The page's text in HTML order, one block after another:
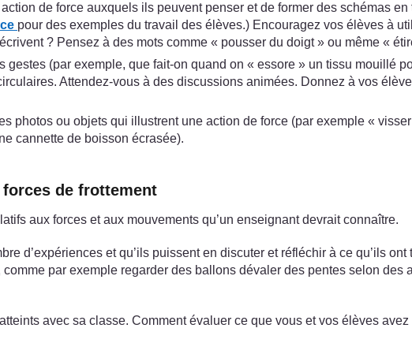
de force auxquels ils peuvent penser et de former des schémas
pour des exemples du travail des élèves.) Encouragez vos élèves à
? Pensez à des mots comme « pousser du doigt » ou même «
(par exemple, que fait-on quand on « essore » un tissu mouillé
Attendez-vous à des discussions animées. Donnez à vos
photos ou objets qui illustrent une action de force (par exemple «
cannette de boisson écrasée).
de frottement
aux forces et aux mouvements qu’un enseignant devrait connaître.
d’expériences et qu’ils puissent en discuter et réfléchir à ce qu’ils
par exemple regarder des ballons dévaler des pentes selon des
avec sa classe. Comment évaluer ce que vous et vos élèves